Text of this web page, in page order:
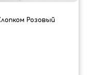
Розовый